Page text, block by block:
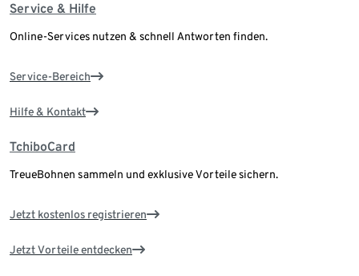
Service & Hilfe
Online-Services nutzen & schnell Antworten finden.
Service-Bereich
Hilfe & Kontakt
TchiboCard
TreueBohnen sammeln und exklusive Vorteile sichern.
Jetzt kostenlos registrieren
Jetzt Vorteile entdecken